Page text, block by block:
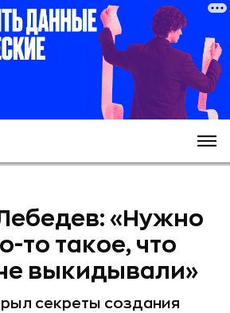
«Нужно
то такое, что
выкидывали»
секреты создания